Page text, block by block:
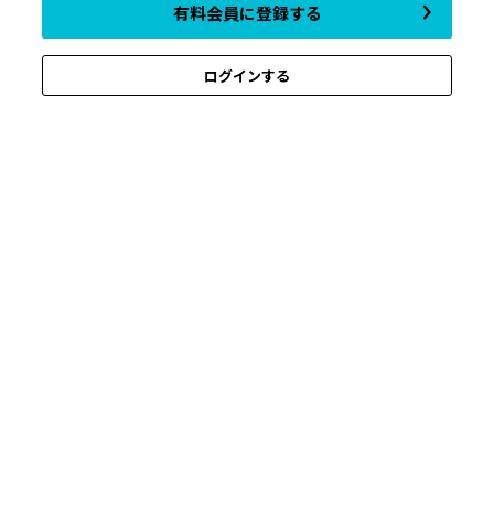
有料会員に登録する
ログインする